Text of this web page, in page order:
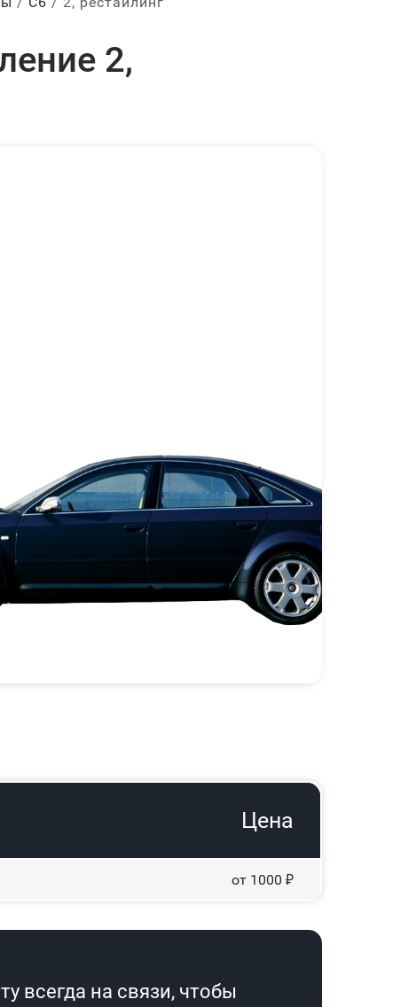
2,
Цена
от 1000 ₽
всегда на связи, чтобы